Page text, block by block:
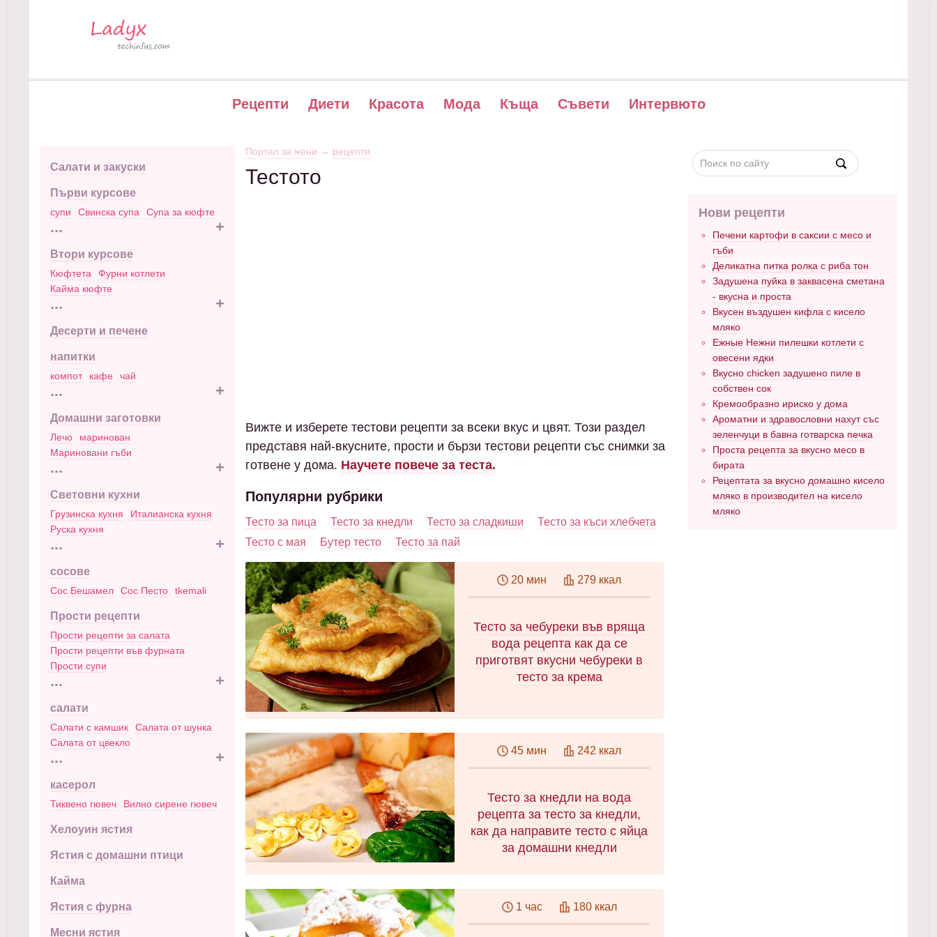
Рецепти Диети Красота Мода Къща Съвети Интервюто
Салати и закуски
Първи курсове
супи Свинска супа Супа за кюфте
... +
Втори курсове
Кюфтета
Фурни котлети
Кайма кюфте
... +
Десерти и печене
напитки
компот кафе чай
... +
Домашни заготовки
Лечо
маринован
Мариновани гъби
... +
Световни кухни
Грузинска кухня
Италианска кухня
Руска кухня
... +
сосове
Сос Бешамел Сос Песто tkemali
Прости рецепти
Прости рецепти за салата
Прости рецепти във фурната
Прости супи
... +
салати
Салати с камшик
Салата от шунка
Салата от цвекло
... +
касерол
Тиквено гювеч Вилно сирене гювеч
Хелоуин ястия
Ястия с домашни птици
Кайма
Ястия с фурна
Месни ястия
Портал за жени → рецепти
Тестото
Вижте и изберете тестови рецепти за всеки вкус и цвят. Този раздел
представя най-вкусните, прости и бързи тестови рецепти със снимки за
готвене у дома. Научете повече за теста.
Популярни рубрики
Тесто за пица Тесто за кнедли Тесто за сладкиши
Тесто за къси хлебчета
Тесто с мая
Бутер тесто Тесто за пай
20 мин 279 ккал
Тесто за чебуреки във вряща
вода рецепта как да се
приготвят вкусни чебуреки в
тесто за крема
мляко, кефир, водка или вряла
вода, така че вашите тестени
изключително вкусни!
45 мин 242 ккал
Тесто за кнедли на вода
рецепта за тесто за кнедли,
как да направите тесто с яйца
за домашни кнедли
Класическата рецепта без яйца.
Вкусно тесто за кнедли с яйца и
1 час 180 ккал
Нови рецепти
Печени картофи в саксии с месо и
гъби
Деликатна питка ролка с риба тон
Задушена пуйка в заквасена сметана
- вкусна и проста
Вкусен въздушен кифла с кисело
мляко
Ежные Нежни пилешки котлети с
овесени ядки
Вкусно chicken задушено пиле в
собствен сок
Кремообразно ириско у дома
Ароматни и здравословни нахут със
зеленчуци в бавна готварска печка
Проста рецепта за вкусно месо в
бирата
Рецептата за вкусно домашно кисело
мляко в производител на кисело
мляко